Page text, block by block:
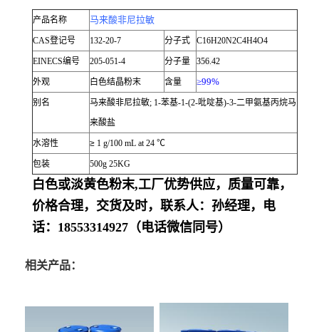
产品名称 马来酸非尼拉敏
CAS登记号 132-20-7 分子式 C16H20N2C4H4O4
EINECS编号 205-051-4 分子量 356.42
外观 白色结晶粉末 含量 ≥99%
别名 马来酸非尼拉敏; 1-苯基-1-(2-吡啶基)-3-二甲氨基丙烷马
来酸盐
水溶性 ≥ 1 g/100 mL at 24 ℃
包装 500g 25KG
白色或淡黄色粉末,工厂优势供应，质量可靠，
价格合理，交货及时，联系人：孙经理，电
话：18553314927（电话微信同号）
相关产品：